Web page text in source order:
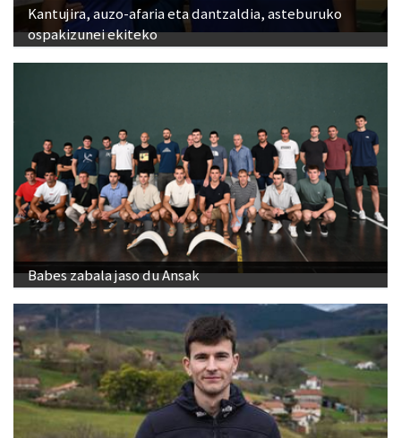
Kantujira, auzo-afaria eta dantzaldia, asteburuko
ospakizunei ekiteko
Babes zabala jaso du Ansak